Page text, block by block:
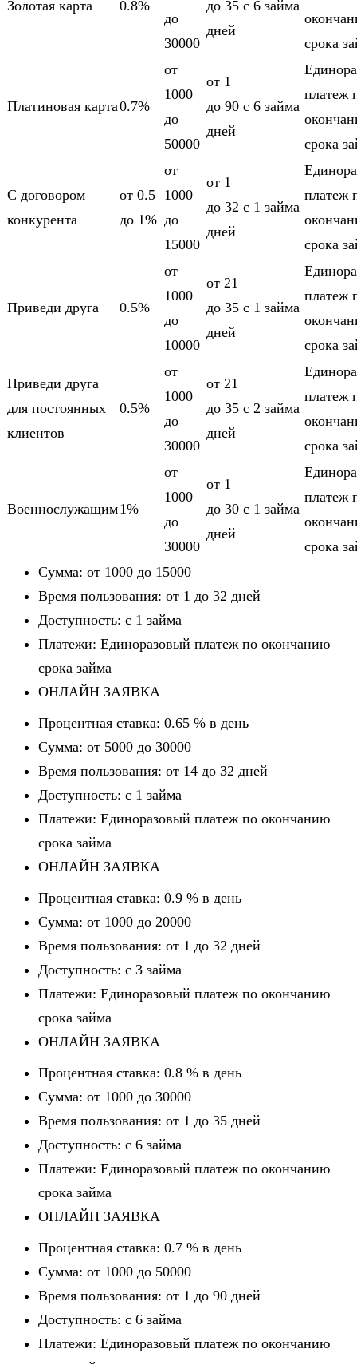
Золотая карта 0.8%
до
30000
до 35
дней
c 6 займа
срока
Платиновая карта0.7%
от
1000
до
50000
от 1
до 90
дней
c 6 займа
платеж
срока
С договором
конкурента
от 0.5
до 1%
от
1000
до
15000
от 1
до 32
дней
c 1 займа
платеж
срока
Приведи друга 0.5%
от
1000
до
10000
от 21
до 35
дней
c 1 займа
платеж
срока
Приведи друга
для постоянных
клиентов
0.5%
от
1000
до
30000
от 21
до 35
дней
c 2 займа
платеж
срока
Военнослужащим1%
от
1000
до
30000
от 1
до 30
дней
c 1 займа
платеж
срока
Сумма: от 1000 до 15000
Время пользования: от 1 до 32 дней
Доступность: c 1 займа
Платежи: Единоразовый платеж по окончанию
срока займа
ОНЛАЙН ЗАЯВКА
Процентная ставка: 0.65 % в день
Сумма: от 5000 до 30000
Время пользования: от 14 до 32 дней
Доступность: c 1 займа
Платежи: Единоразовый платеж по окончанию
срока займа
ОНЛАЙН ЗАЯВКА
Процентная ставка: 0.9 % в день
Сумма: от 1000 до 20000
Время пользования: от 1 до 32 дней
Доступность: c 3 займа
Платежи: Единоразовый платеж по окончанию
срока займа
ОНЛАЙН ЗАЯВКА
Процентная ставка: 0.8 % в день
Сумма: от 1000 до 30000
Время пользования: от 1 до 35 дней
Доступность: c 6 займа
Платежи: Единоразовый платеж по окончанию
срока займа
ОНЛАЙН ЗАЯВКА
Процентная ставка: 0.7 % в день
Сумма: от 1000 до 50000
Время пользования: от 1 до 90 дней
Доступность: c 6 займа
Платежи: Единоразовый платеж по окончанию